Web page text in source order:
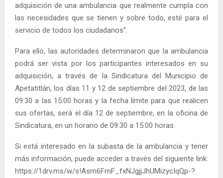
adquisición de una ambulancia que realmente cumpla con
las necesidades que se tienen y sobre todo, esté para el
servicio de todos los ciudadanos”.
Para ello, las autoridades determinaron que la ambulancia
podrá ser vista por los participantes interesados en su
adquisición, a través de la Sindicatura del Municipio de
Apetatitlán, los días 11 y 12 de septiembre del 2023, de las
09:30 a las 15:00 horas y la fecha límite para que realicen
sus ofertas, será el día 12 de septiembre, en la oficina de
Sindicatura, en un horario de 09:30 a 15:00 horas.
Si está interesado en la subasta de la ambulancia y tener
más información, puede acceder a través del siguiente link:
https://1drv.ms/w/s!Asm6FmF_fxNJgjjJhUMizycIqQp-?